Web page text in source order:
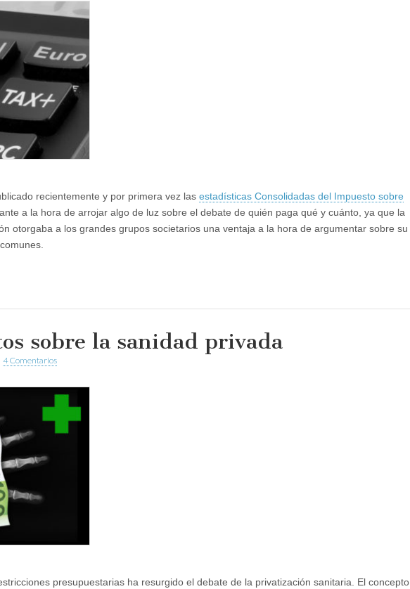
recientemente y por primera vez las estadísticas Consolidadas del Impuesto sobre
a la hora de arrojar algo de luz sobre el debate de quién paga qué y cuánto, ya que la
otorgaba a los grandes grupos societarios una ventaja a la hora de argumentar sobre su
sobre la sanidad privada
4 Comentarios
presupuestarias ha resurgido el debate de la privatización sanitaria. El concepto